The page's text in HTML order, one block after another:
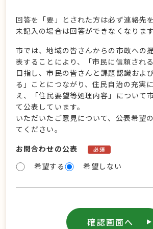
回答を「要」とされた方は必ず連絡先
未記入の場合は回答ができなくなります
市では、地域の皆さんからの市政への
表することにより、「市民に信頼され
目指し、市民の皆さんと課題認識およ
る」ことにつながり、住民自治の充実
え、「住民要望等処理内容」について
て公表しています。
いただいたご意見について、公表希望
てください。
お問合わせの公表
必須
希望する 希望しない
確認画面へ